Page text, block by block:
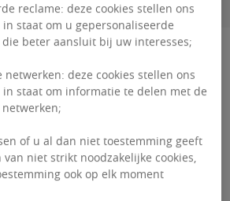
Twin Squares is gelegen in
in de nabijheid van Brussel.
van een...
reclame: deze cookies stellen ons
staat om u gepersonaliseerde
beter aansluit bij uw interesses;
netwerken: deze cookies stellen ons
staat om informatie te delen met de
of u al dan niet toestemming geeft
niet strikt noodzakelijke cookies,
ook op elk moment